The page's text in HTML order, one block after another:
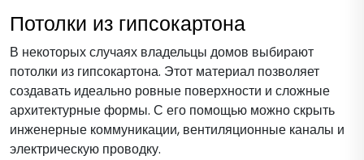
Потолки из гипсокартона
В некоторых случаях владельцы домов выбирают
потолки из гипсокартона. Этот материал позволяет
создавать идеально ровные поверхности и сложные
архитектурные формы. С его помощью можно скрыть
инженерные коммуникации, вентиляционные каналы и
электрическую проводку.